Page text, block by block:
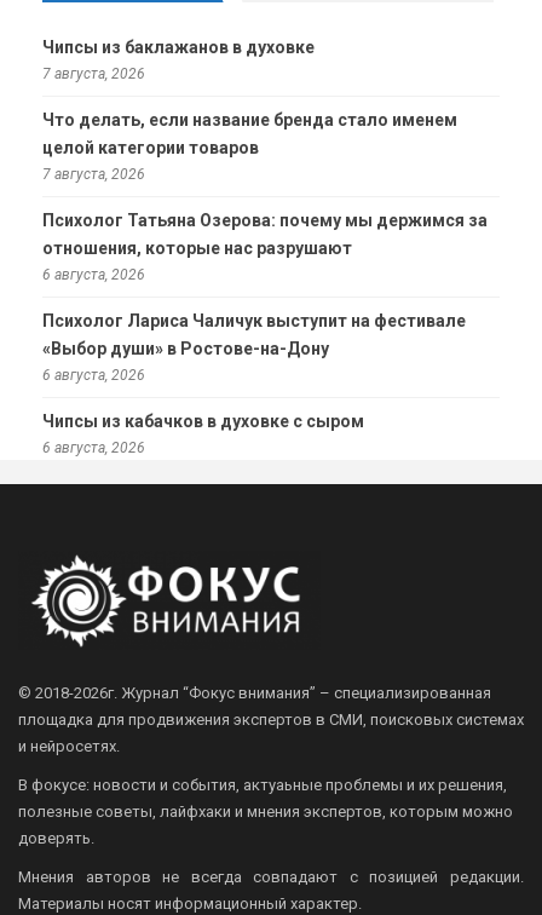
Чипсы из баклажанов в духовке
7 августа, 2026
Что делать, если название бренда стало именем
целой категории товаров
7 августа, 2026
Психолог Татьяна Озерова: почему мы держимся за
отношения, которые нас разрушают
6 августа, 2026
Психолог Лариса Чаличук выступит на фестивале
«Выбор души» в Ростове-на-Дону
6 августа, 2026
Чипсы из кабачков в духовке с сыром
6 августа, 2026
© 2018-2026г. Журнал “Фокус внимания” – специализированная
площадка для продвижения экспертов в СМИ, поисковых системах
и нейросетях.
В фокусе: новости и события, актуаьные проблемы и их решения,
полезные советы, лайфхаки и мнения экспертов, которым можно
доверять.
Мнения авторов не всегда совпадают с позицией редакции.
Материалы носят информационный характер.